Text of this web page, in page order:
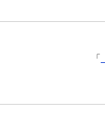
「